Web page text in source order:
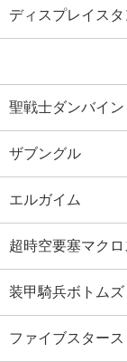
ディスプレイスタ
聖戦士ダンバイン
ザブングル
エルガイム
超時空要塞マクロ
装甲騎兵ボトムズ
ファイブスター